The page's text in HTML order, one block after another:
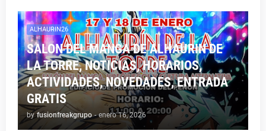
ALHAURIN26
SALON DEL MANGA DE ALHAURIN DE
LA TORRE, NOTICIAS, HORARIOS,
ACTIVIDADES, NOVEDADES, ENTRADA
GRATIS
by fusionfreakgrupo - enero 16, 2026